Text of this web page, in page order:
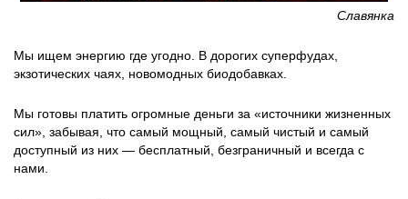
Славянка
Мы ищем энергию где угодно. В дорогих суперфудах,
экзотических чаях, новомодных биодобавках.
Мы готовы платить огромные деньги за «источники жизненных
сил», забывая, что самый мощный, самый чистый и самый
доступный из них — бесплатный, безграничный и всегда с
нами.